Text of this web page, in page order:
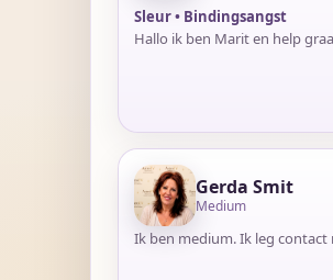
Sleur • Bindingsangst
Hallo ik ben Marit en help
Gerda Smit
Medium
Ik ben medium. Ik leg